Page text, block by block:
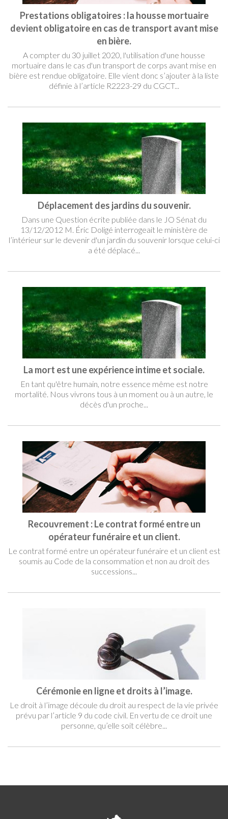
Prestations obligatoires : la housse mortuaire
devient obligatoire en cas de transport avant mise
en bière.
A compter du 30 juillet 2020, l'utilisation d'une housse
mortuaire dans le cas d'un transport de corps avant mise en
bière est rendue obligatoire. Elle vient donc s’ajouter à la liste
définie à l’article R2223-29 du CGCT...
Déplacement des jardins du souvenir.
Dans une Question écrite publiée dans le JO Sénat du
13/12/2012 M. Éric Doligé interrogeait le ministère de
l’intérieur sur le devenir d'un jardin du souvenir lorsque celui-ci
a été déplacé...
La mort est une expérience intime et sociale.
En tant qu'être humain, notre essence même est notre
mortalité. Nous vivrons tous à un moment ou à un autre, le
décès d'un proche...
Recouvrement : Le contrat formé entre un
opérateur funéraire et un client.
Le contrat formé entre un opérateur funéraire et un client est
soumis au Code de la consommation et non au droit des
successions...
Cérémonie en ligne et droits à l’image.
Le droit à l’image découle du droit au respect de la vie privée
prévu par l’article 9 du code civil. En vertu de ce droit une
personne, qu’elle soit célèbre...